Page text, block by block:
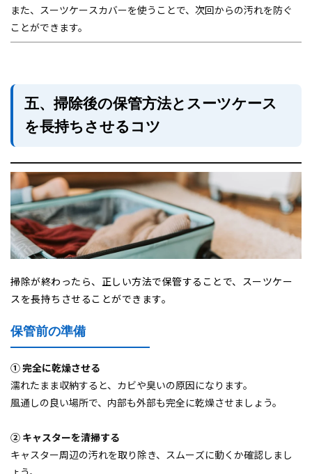
また、スーツケースカバーを使うことで、次回からの汚れを防ぐ
ことができます。
五、掃除後の保管方法とスーツケース
を長持ちさせるコツ
掃除が終わったら、正しい方法で保管することで、スーツケー
スを長持ちさせることができます。
保管前の準備
① 完全に乾燥させる
濡れたまま収納すると、カビや臭いの原因になります。
風通しの良い場所で、内部も外部も完全に乾燥させましょう。
② キャスターを清掃する
キャスター周辺の汚れを取り除き、スムーズに動くか確認しまし